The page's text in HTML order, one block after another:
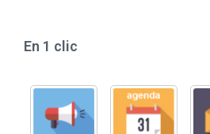
En 1 clic